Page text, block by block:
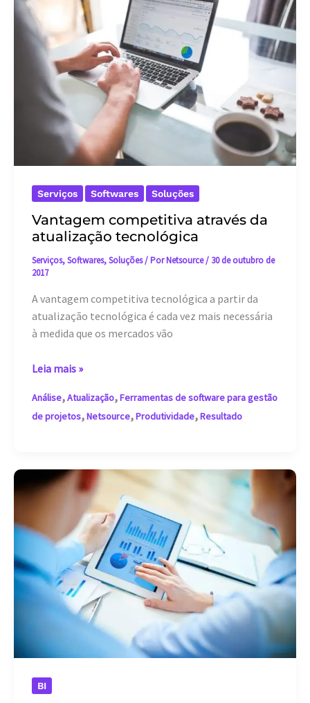
Serviços Softwares Soluções
Vantagem competitiva através da
atualização tecnológica
Serviços,Softwares,Soluções/ PorNetsource/ 30 de outubro de
2017
A vantagem competitiva tecnológica a partir da
atualização tecnológica é cada vez mais necessária
à medida que os mercados vão
Vantagem
através
da
Leia mais »
Análise,Atualização,Ferramentas de software para gestão
de projetos,Netsource,Produtividade,Resultado
BI